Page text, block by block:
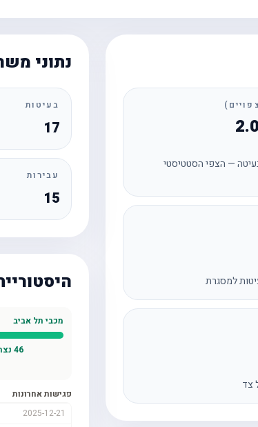
— הצפי הסטטיסטי
למסגרת
צד
נתוני
בעיטות
17
עבירות
15
מכבי תל אביב
46
פגישות אחרונות
2025-12-21